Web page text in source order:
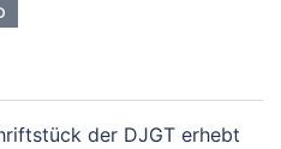
der DJGT erhebt